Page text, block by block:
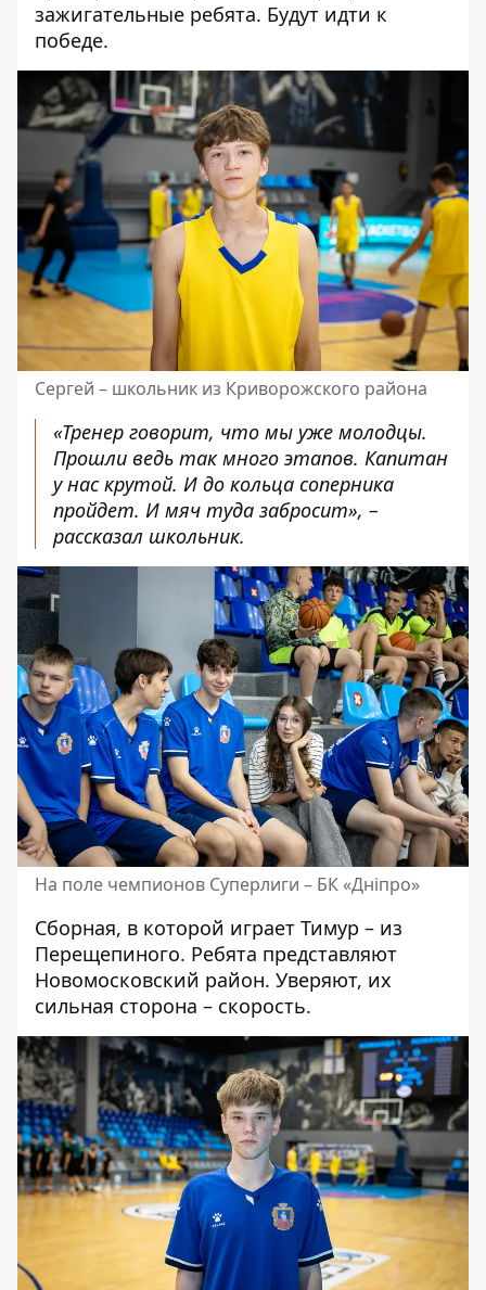
зажигательные ребята. Будут идти к
победе.
Сергей – школьник из Криворожского района
«Тренер говорит, что мы уже молодцы.
Прошли ведь так много этапов. Капитан
у нас крутой. И до кольца соперника
пройдет. И мяч туда забросит», –
рассказал школьник.
На поле чемпионов Суперлиги – БК «Дніпро»
Сборная, в которой играет Тимур – из
Перещепиного. Ребята представляют
Новомосковский район. Уверяют, их
сильная сторона – скорость.